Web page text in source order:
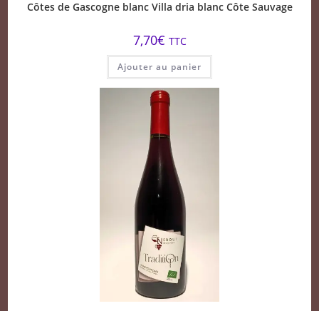
Côtes de Gascogne blanc Villa dria blanc Côte Sauvage
7,70€ TTC
Ajouter au panier